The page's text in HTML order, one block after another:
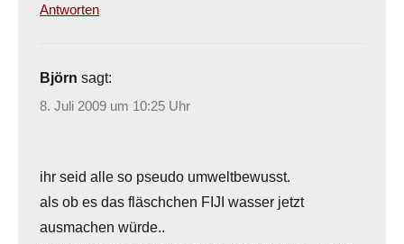
Antworten
Björn sagt:
8. Juli 2009 um 10:25 Uhr
ihr seid alle so pseudo umweltbewusst.
als ob es das fläschchen FIJI wasser jetzt
ausmachen würde..